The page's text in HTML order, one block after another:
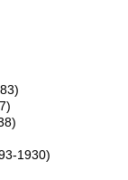
1930)